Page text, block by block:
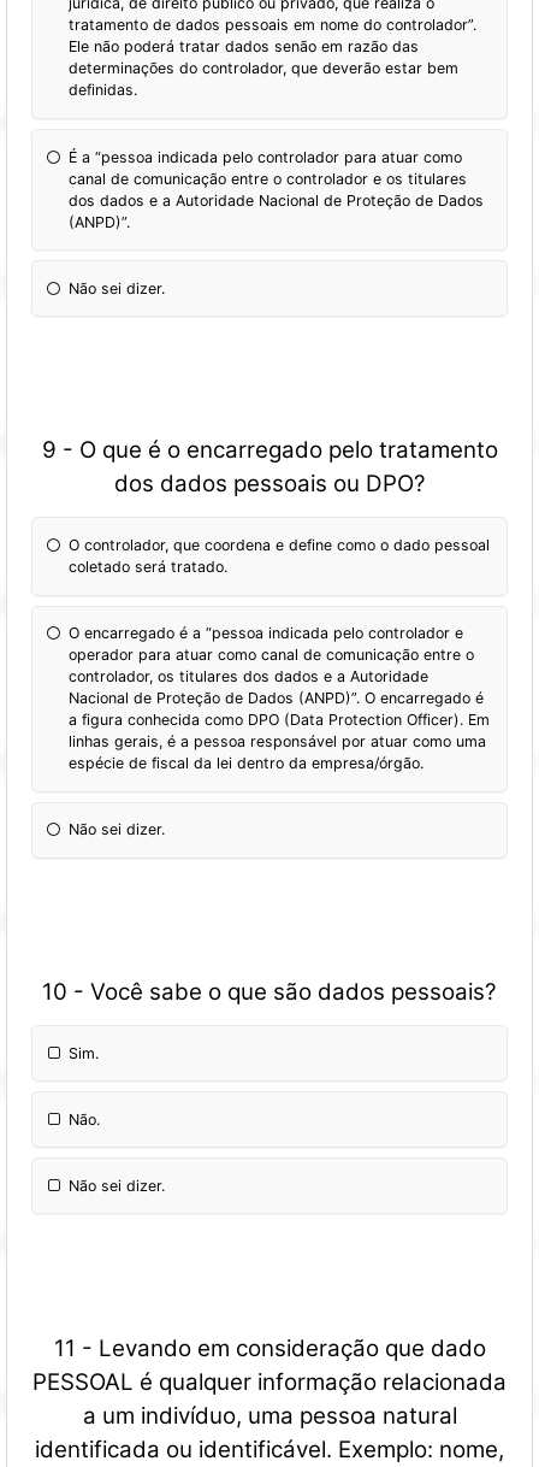
tratamento de dados pessoais em nome do controlador”.
Ele não poderá tratar dados senão em razão das
determinações do controlador, que deverão estar bem
definidas.
É a “pessoa indicada pelo controlador para atuar como
canal de comunicação entre o controlador e os titulares
dos dados e a Autoridade Nacional de Proteção de Dados
(ANPD)”.
Não sei dizer.
9 - O que é o encarregado pelo tratamento
dos dados pessoais ou DPO?
O controlador, que coordena e define como o dado pessoal
coletado será tratado.
O encarregado é a “pessoa indicada pelo controlador e
operador para atuar como canal de comunicação entre o
controlador, os titulares dos dados e a Autoridade
Nacional de Proteção de Dados (ANPD)”. O encarregado é
a figura conhecida como DPO (Data Protection Officer). Em
linhas gerais, é a pessoa responsável por atuar como uma
espécie de fiscal da lei dentro da empresa/órgão.
Não sei dizer.
10 - Você sabe o que são dados pessoais?
Sim.
Não.
Não sei dizer.
11 - Levando em consideração que dado
PESSOAL é qualquer informação relacionada
a um indivíduo, uma pessoa natural
identificada ou identificável. Exemplo: nome,